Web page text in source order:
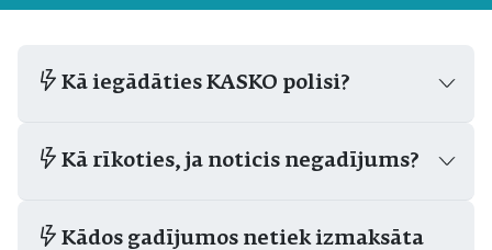
Kā iegādāties KASKO polisi?
Kā rīkoties, ja noticis negadījums?
Kādos gadījumos netiek izmaksāta